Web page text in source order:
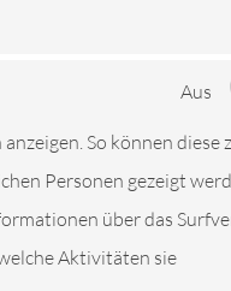
Aus
So können diese
Personen gezeigt
über das
Aktivitäten sie